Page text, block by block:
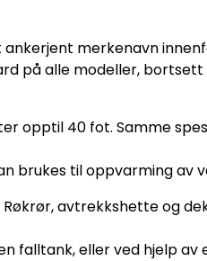
merkenavn
på alle modeller,
opptil 40 fot. Samme
brukes til oppvarming av
avtrekkshette og
falltank, eller ved hjelp